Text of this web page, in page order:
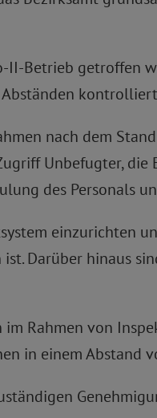
II-Betrieb getroffen
nach dem
Unbefugter,
des Personals
einzurichten
Darüber hinaus
Rahmen von
in einem Abstand